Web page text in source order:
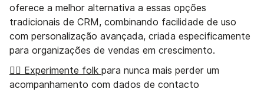
oferece a melhor alternativa a essas opções
tradicionais de CRM, combinando facilidade de uso
com personalização avançada, criada especificamente
para organizações de vendas em crescimento.
👉🏼 Experimente folk para nunca mais perder um
acompanhamento com dados de contacto